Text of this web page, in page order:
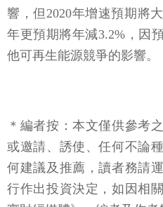
響，但2020年增速預期將
年更預期將年減3.2%，因
他可再生能源競爭的影響。
＊編者按：本文僅供參考
或邀請、誘使、任何不論
何建議及推薦，讀者務請
行作出投資決定，如因相